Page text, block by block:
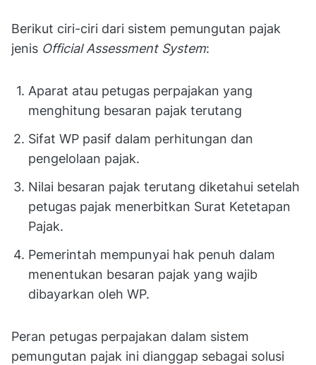
Berikut ciri-ciri dari sistem pemungutan pajak
jenis Official Assessment System:
Aparat atau petugas perpajakan yang
menghitung besaran pajak terutang
Sifat WP pasif dalam perhitungan dan
pengelolaan pajak.
Nilai besaran pajak terutang diketahui setelah
petugas pajak menerbitkan Surat Ketetapan
Pajak.
Pemerintah mempunyai hak penuh dalam
menentukan besaran pajak yang wajib
dibayarkan oleh WP.
Peran petugas perpajakan dalam sistem
pemungutan pajak ini dianggap sebagai solusi